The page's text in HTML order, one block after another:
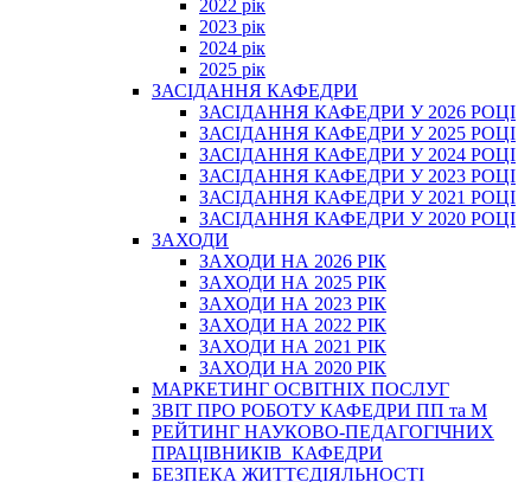
2022 рік
2023 рік
2024 рік
2025 рік
ЗАСІДАННЯ КАФЕДРИ
ЗАСІДАННЯ КАФЕДРИ У 2026 РОЦІ
ЗАСІДАННЯ КАФЕДРИ У 2025 РОЦІ
ЗАСІДАННЯ КАФЕДРИ У 2024 РОЦІ
ЗАСІДАННЯ КАФЕДРИ У 2023 РОЦІ
ЗАСІДАННЯ КАФЕДРИ У 2021 РОЦІ
ЗАСІДАННЯ КАФЕДРИ У 2020 РОЦІ
ЗАХОДИ
ЗАХОДИ НА 2026 РІК
ЗАХОДИ НА 2025 РІК
ЗАХОДИ НА 2023 РІК
ЗАХОДИ НА 2022 РІК
ЗАХОДИ НА 2021 РІК
ЗАХОДИ НА 2020 РІК
МАРКЕТИНГ ОСВІТНІХ ПОСЛУГ
3BIT ПРО РОБОТУ КАФЕДРИ ПП та М
РЕЙТИНГ НАУКОВО-ПЕДАГОГІЧНИХ
ПРАЦІВНИКІВ КАФЕДРИ
БЕЗПЕКА ЖИТТЄДІЯЛЬНОСТІ